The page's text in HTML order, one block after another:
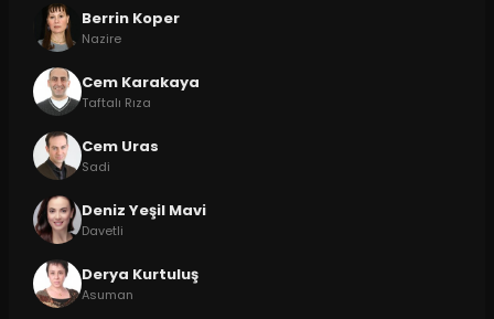
Berrin Koper
Nazire
Cem Karakaya
Taftalı Rıza
Cem Uras
Sadi
Deniz Yeşil Mavi
Davetli
Derya Kurtuluş
Asuman